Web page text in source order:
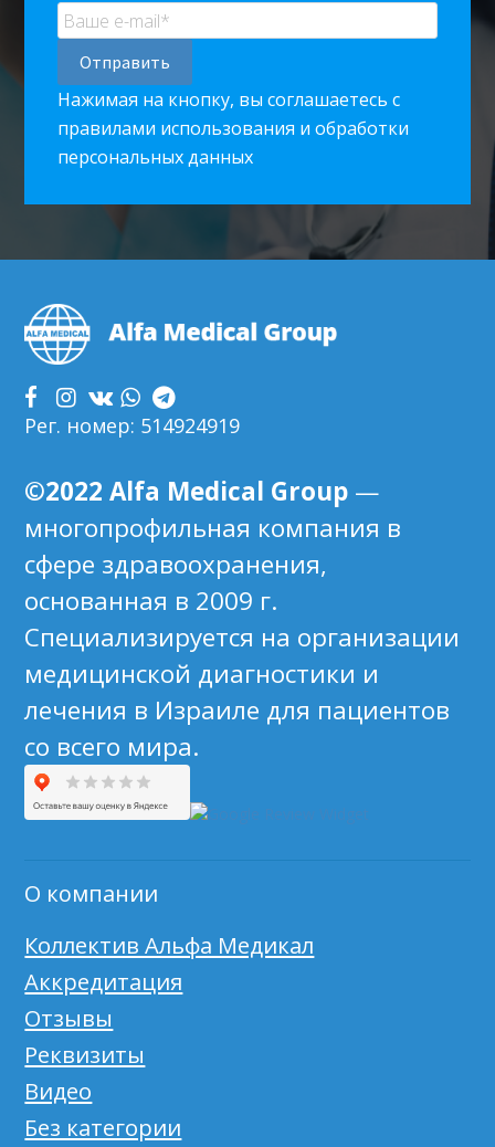
Нажимая на кнопку, вы соглашаетесь с
правилами использования и обработки
персональных данных
Footer
Рег. номер: 514924919
©2022 Alfa Medical Group —
многопрофильная компания в
сфере здравоохранения,
основанная в 2009 г.
Специализируется на организации
медицинской диагностики и
лечения в Израиле для пациентов
со всего мира.
О компании
Коллектив Альфа Медикал
Аккредитация
Отзывы
Реквизиты
Видео
Без категории